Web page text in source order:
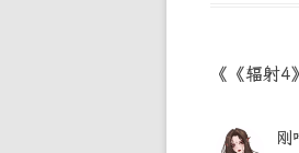
《《辐射
刚